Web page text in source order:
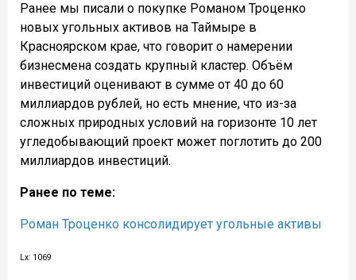
Ранее мы писали о покупке Романом Троценко
новых угольных активов на Таймыре в
Красноярском крае, что говорит о намерении
бизнесмена создать крупный кластер. Объём
инвестиций оценивают в сумме от 40 до 60
миллиардов рублей, но есть мнение, что из-за
сложных природных условий на горизонте 10 лет
угледобывающий проект может поглотить до 200
миллиардов инвестиций.
Ранее по теме:
Роман Троценко консолидирует угольные активы
Lx: 1069